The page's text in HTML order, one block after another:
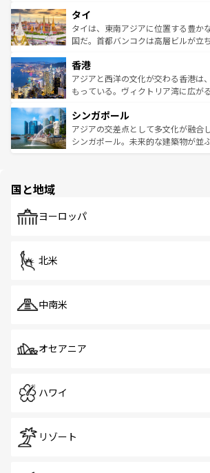
リティに包まれながら、韓国の多彩
わってみてほしい。 なお、
覧を参照してほしい。
急速な発展と共に伝統が息づく。ハ
ーチミン市のフランス統治時代の建
醸し出している。また、バラエティ
とつ。フォーやバインミー、ベトナ
ひ現地で味わいたい。どの地域を訪
が旅行者を迎えてくれるので、きっ
参照してほしい。
タイ
タイは、東南アジアに位置する豊か
国だ。首都バンコクは高層ビルが立
の活気が交差している。北部ではチ
帯で自然と触れ合い、南部ではプー
いビーチでリゾート気分を楽しむこ
激する。気候は一年中温暖で、どの
が待っている。親しみやすいタイの
た文化、そして多様な観光資源が、
香港
アジアと西洋の文化が交わる香港は
もっている。ヴィクトリア湾に広が
み、どこを訪れても感動するはず。
ており、効率よく見どころを回れる
うな絶景から文化的な体験まで、香
シンガポール
アジアの交差点として多文化が融合
シンガポール。未来的な建築物が並
で、ホーカーズは地元の風情を楽し
国と地域
ヨーロッパ
北米
中南米
オセアニア
ハワイ
リゾート